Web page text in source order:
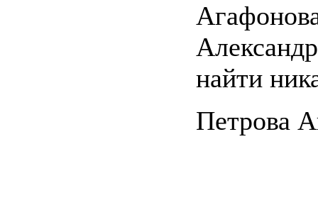
найти
Петрова